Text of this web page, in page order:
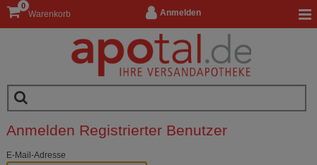
Anmelden
Warenkorb
0
Anmelden Registrierter Benutzer
E-Mail-Adresse